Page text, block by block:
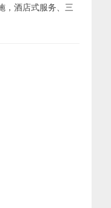
，酒店式服务、三